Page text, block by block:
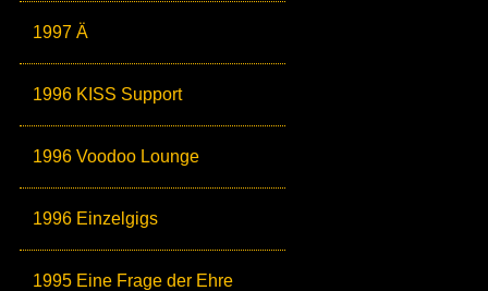
1997 Ä
1996 KISS Support
1996 Voodoo Lounge
1996 Einzelgigs
1995 Eine Frage der Ehre